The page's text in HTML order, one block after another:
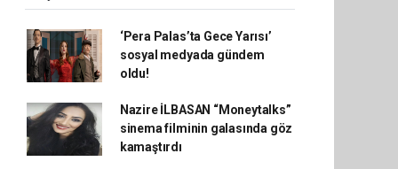
‘Pera Palas’ta Gece Yarısı’
sosyal medyada gündem
oldu!
Nazire İLBASAN “Moneytalks”
sinema filminin galasında göz
kamaştırdı